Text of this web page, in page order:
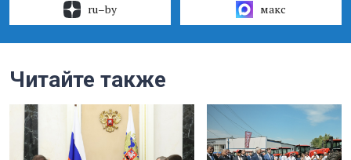
ru–by макс
Читайте также